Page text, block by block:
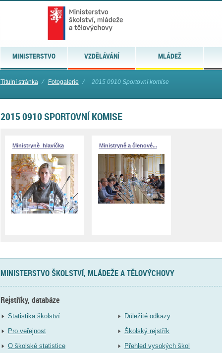
MINISTERSTVO VZDĚLÁVÁNÍ MLÁDEŽ
Titulní stránka ⁄ Fotogalerie ⁄ 2015 0910 Sportovní komise
2015 0910 SPORTOVNÍ KOMISE
Ministryně_hlavička Ministryně a členové...
MINISTERSTVO ŠKOLSTVÍ, MLÁDEŽE A TĚLOVÝCHOVY
Rejstříky, databáze
Statistika školství
Pro veřejnost
O školské statistice
Důležité odkazy
Školský rejstřík
Přehled vysokých škol